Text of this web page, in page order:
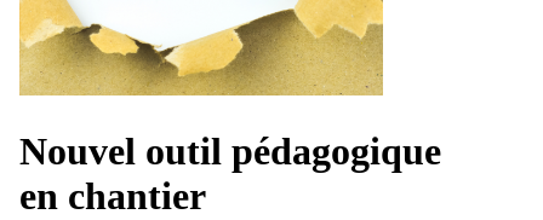
Nouvel outil pédagogique
en chantier